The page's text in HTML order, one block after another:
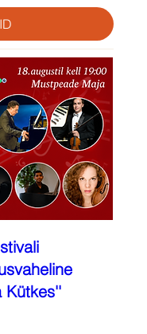
Kütkes''